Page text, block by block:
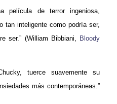
película de terror ingeniosa,
tan inteligente como podría ser,
ser.” (William Bibbiani,
Bloody
tuerce suavemente su
más contemporáneas.”